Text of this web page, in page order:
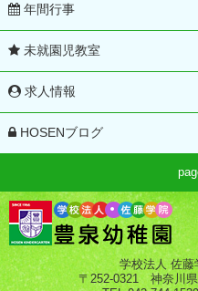
年間行事
未就園児教室
求人情報
HOSENブログ
学校法人 佐
〒252-0321 神奈川